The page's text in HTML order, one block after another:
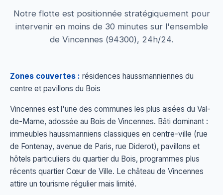
Notre flotte est positionnée stratégiquement pour
intervenir en moins de 30 minutes sur l'ensemble
de Vincennes (94300), 24h/24.
Zones couvertes : résidences haussmanniennes du
centre et pavillons du Bois
Vincennes est l'une des communes les plus aisées du Val-
de-Marne, adossée au Bois de Vincennes. Bâti dominant :
immeubles haussmanniens classiques en centre-ville (rue
de Fontenay, avenue de Paris, rue Diderot), pavillons et
hôtels particuliers du quartier du Bois, programmes plus
récents quartier Cœur de Ville. Le château de Vincennes
attire un tourisme régulier mais limité.